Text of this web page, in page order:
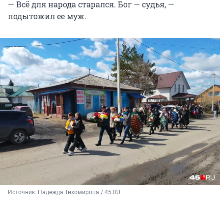
— Всё для народа старался. Бог — судья, —
подытожил ее муж.
Источник: Надежда Тихомирова / 45.RU